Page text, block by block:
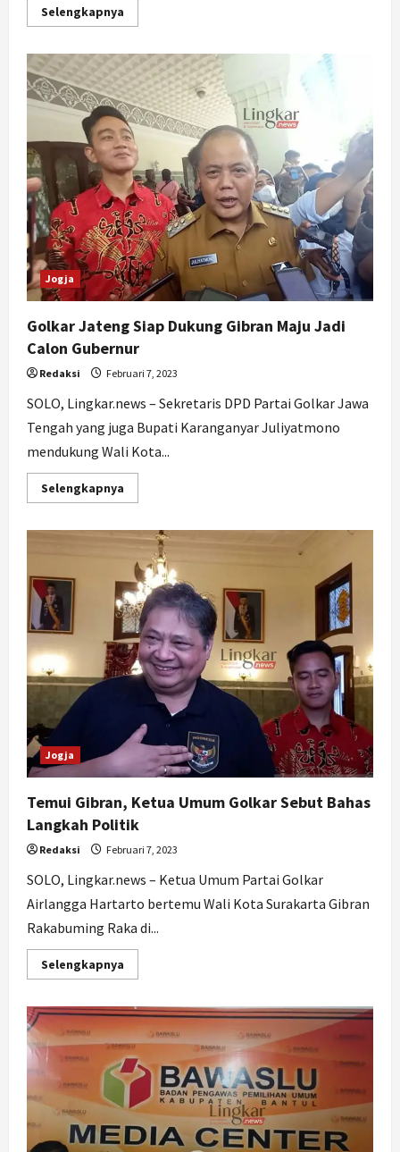
Selengkapnya
more
Maju
Pilgub,
Golkar,
Gerindra,
dan
PSI
Berlomba
Dekati
Gibran
Jogja
Golkar Jateng Siap Dukung Gibran Maju Jadi
Calon Gubernur
Redaksi Februari 7, 2023
SOLO, Lingkar.news – Sekretaris DPD Partai Golkar Jawa
Tengah yang juga Bupati Karanganyar Juliyatmono
mendukung Wali Kota...
Selengkapnya
more
Jateng
Siap
Dukung
Gibran
Maju
Jadi
Calon
Gubernur
Jogja
Temui Gibran, Ketua Umum Golkar Sebut Bahas
Langkah Politik
Redaksi Februari 7, 2023
SOLO, Lingkar.news – Ketua Umum Partai Golkar
Airlangga Hartarto bertemu Wali Kota Surakarta Gibran
Rakabuming Raka di...
Selengkapnya
more
Gibran,
Ketua
Umum
Golkar
Sebut
Bahas
Langkah
Politik